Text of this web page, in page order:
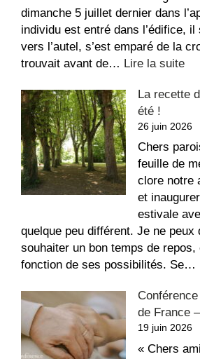
dimanche 5 juillet dernier dans
individu est entré dans l’édifice, il
vers l’autel, s’est emparé de la
trouvait avant de… Lire la suite:
La recette
été !
26 juin 2026
Chers
feuille de
clore notre
et
estivale
quelque peu différent. Je ne peux
souhaiter un bon temps de repos,
fonction de ses possibilités. Se…
de France
19 juin 2026
« Chers